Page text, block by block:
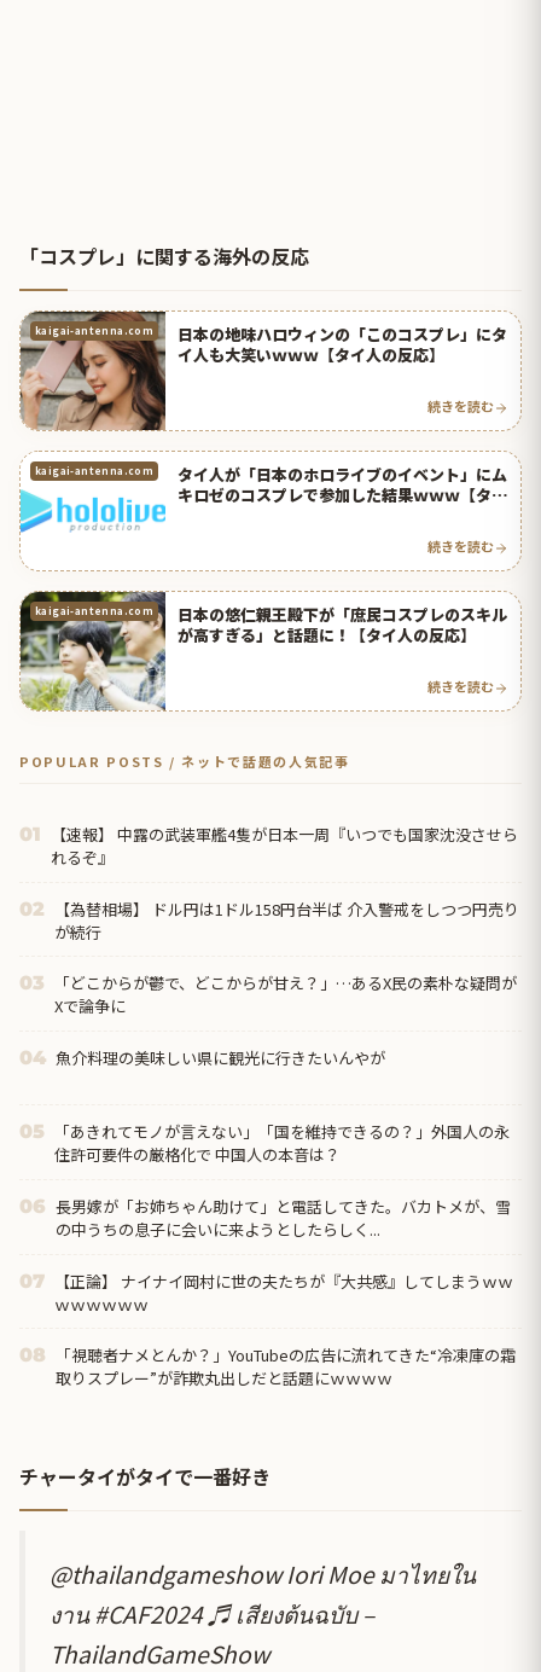
「コスプレ」に関する海外の反応
kaigai-antenna.com
日本の地味ハロウィンの「このコスプレ」にタ
イ人も大笑いｗｗｗ【タイ人の反応】
続きを読む
kaigai-antenna.com
タイ人が「日本のホロライブのイベント」にム
キロゼのコスプレで参加した結果ｗｗｗ【タイ
続きを読む
kaigai-antenna.com
日本の悠仁親王殿下が「庶民コスプレのスキル
が高すぎる」と話題に！【タイ人の反応】
続きを読む
POPULAR POSTS / ネットで話題の人気記事
01
【速報】 中露の武装軍艦4隻が日本一周『いつでも国家沈没させら
れるぞ』
02
【為替相場】 ドル円は1ドル158円台半ば 介入警戒をしつつ円売り
が続行
03
「どこからが鬱で、どこからが甘え？」…あるX民の素朴な疑問が
Xで論争に
04 魚介料理の美味しい県に観光に行きたいんやが
05
「あきれてモノが言えない」「国を維持できるの？」外国人の永
住許可要件の厳格化で 中国人の本音は？
06 長男嫁が「お姉ちゃん助けて」と電話してきた。バカトメが、雪
の中うちの息子に会いに来ようとしたらしく...
07
【正論】 ナイナイ岡村に世の夫たちが『大共感』してしまうｗｗ
ｗｗｗｗｗｗ
08
「視聴者ナメとんか？」YouTubeの広告に流れてきた“冷凍庫の霜
取りスプレー”が詐欺丸出しだと話題にｗｗｗｗ
チャータイがタイで一番好き
@thailandgameshowIori Moe มาไทยใน
งาน#CAF2024♬ เสียงต้นฉบับ –
ThailandGameShow